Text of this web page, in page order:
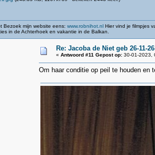
Bezoek mijn website eens: www.robnihot.nl Hier vind je filmpjes
in de Achterhoek en vakantie in de Balkan.
Re: Jacoba de Niet geb 26-11-
« Antwoord #11 Gepost op: 30-01-2023,
Om haar conditie op peil te houden en